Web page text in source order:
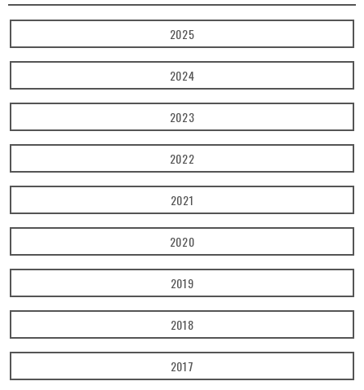
2025
2024
2023
2022
2021
2020
2019
2018
2017